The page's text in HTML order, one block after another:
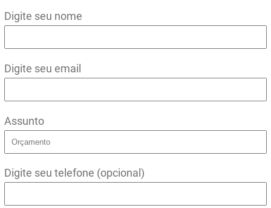
Digite seu nome
Digite seu email
Assunto
Digite seu telefone (opcional)